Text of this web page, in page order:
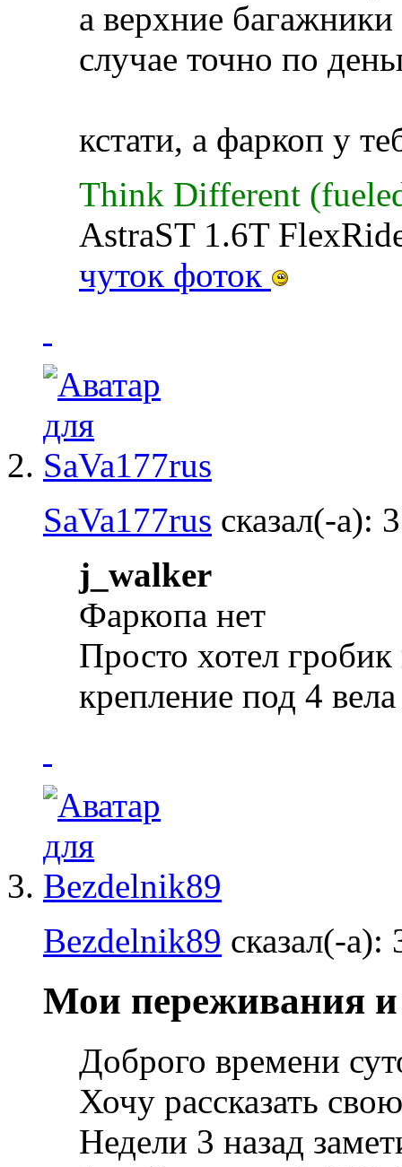
а верхние
случае точно по
кстати, а фаркоп у
Think Different
AstraST 1.6T
чуток фоток
SaVa177rus сказал(-а):
j_walker
Фаркопа нет
Просто хотел
крепление под 4
Bezdelnik89 сказал(-а):
Мои переживания
Доброго времени
Хочу рассказать
Недели 3 назад